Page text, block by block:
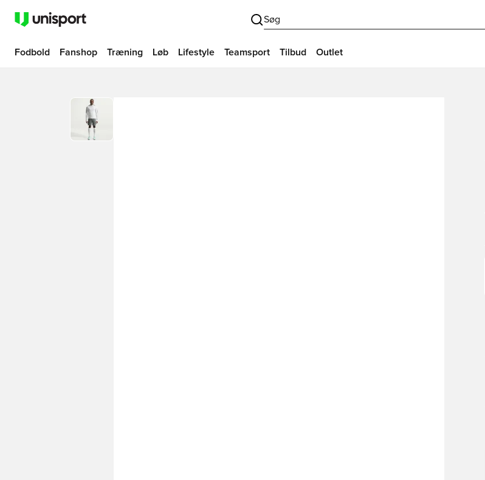
Søg
Fodbold Fanshop Træning Løb Lifestyle Teamsport Tilbud Outlet